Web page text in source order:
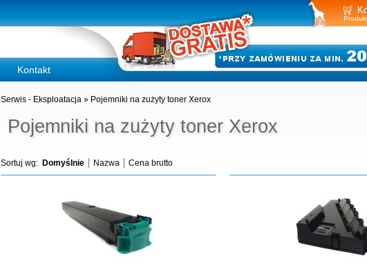
Kontakt
Pojemniki na zużyty toner Xerox
Serwis - Eksploatacja » Pojemniki na zużyty toner Xerox
Sortuj wg: Domyślnie Nazwa Cena brutto